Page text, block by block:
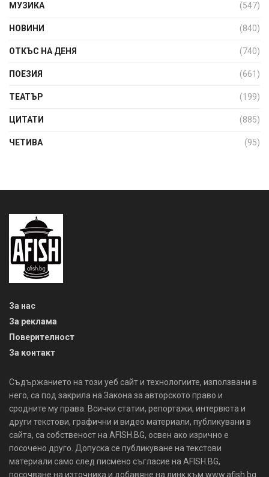
МУЗИКА (547)
НОВИНИ (840)
ОТКЪС НА ДЕНЯ (740)
ПОЕЗИЯ (661)
ТЕАТЪР (199)
ЦИТАТИ (885)
ЧЕТИВА (95)
За нас
За реклама
Поверителност
За контакт
Съдържанието на този уеб сайт и технологиите, използвани в
него, са под закрила на Закона за авторското право и
сродните му права. Всички статии, репортажи, интервюта и
други текстови, графични и видео материали, публикувани в
сайта, са собственост на AFISH.BG, освен ако изрично е
посочено друго. Допуска се публикуване на текстови
материали само след писмено съгласие на AFISH.BG,
посочване на източника и добавяне на линк към www.afish.bg.